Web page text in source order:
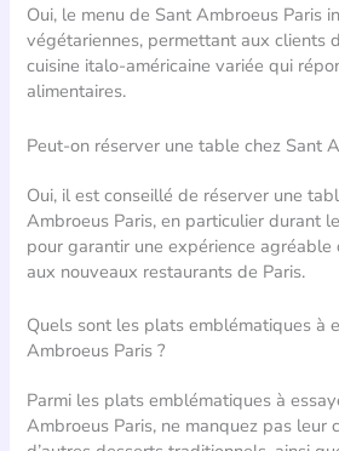
Oui, le menu de Sant Ambroeus Paris
végétariennes, permettant aux clients
cuisine italo-américaine variée qui
alimentaires.
Peut-on réserver une table chez Sant
Oui, il est conseillé de réserver une
Ambroeus Paris, en particulier durant
pour garantir une expérience agréable
aux nouveaux restaurants de Paris.
Quels sont les plats emblématiques à
Ambroeus Paris ?
Parmi les plats emblématiques à
Ambroeus Paris, ne manquez pas leur